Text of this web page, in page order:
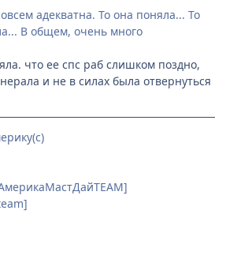
адекватна. То она поняла... То
В общем, очень много
что ее спс раб слишком поздно,
и не в силах была отвернуться